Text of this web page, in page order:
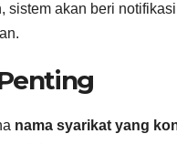
sistem akan beri
Penting
nama syarikat yang